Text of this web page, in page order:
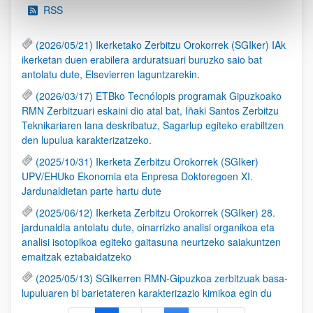
RSS
(2026/05/21) Ikerketako Zerbitzu Orokorrek (SGIker) IAk
ikerketan duen erabilera arduratsuari buruzko saio bat
antolatu dute, Elsevierren laguntzarekin.
(2026/03/17) ETBko Tecnólopis programak Gipuzkoako
RMN Zerbitzuari eskaini dio atal bat, Iñaki Santos Zerbitzu
Teknikariaren lana deskribatuz, Sagarlup egiteko erabiltzen
den lupulua karakterizatzeko.
(2025/10/31) Ikerketa Zerbitzu Orokorrek (SGIker)
UPV/EHUko Ekonomia eta Enpresa Doktoregoen XI.
Jardunaldietan parte hartu dute
(2025/06/12) Ikerketa Zerbitzu Orokorrek (SGIker) 28.
jardunaldia antolatu dute, oinarrizko analisi organikoa eta
analisi isotopikoa egiteko gaitasuna neurtzeko saiakuntzen
emaitzak eztabaidatzeko
(2025/05/13) SGIkerren RMN-Gipuzkoa zerbitzuak basa-
lupuluaren bi barietateren karakterizazio kimikoa egin du